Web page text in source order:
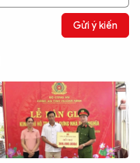
Gửi ý kiến